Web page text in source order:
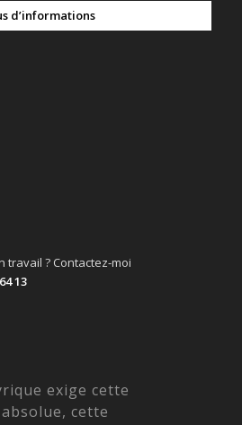
d’informations
travail ? Contactez-moi
13
exige cette
cette